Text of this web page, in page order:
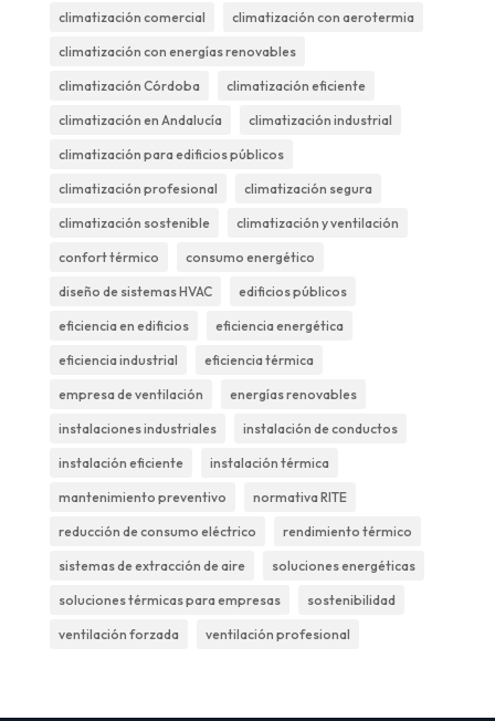
climatización comercial climatización con aerotermia
climatización con energías renovables
climatización Córdoba climatización eficiente
climatización en Andalucía climatización industrial
climatización para edificios públicos
climatización profesional climatización segura
climatización sostenible climatización y ventilación
confort térmico consumo energético
diseño de sistemas HVAC edificios públicos
eficiencia en edificios eficiencia energética
eficiencia industrial eficiencia térmica
empresa de ventilación energías renovables
instalaciones industriales instalación de conductos
instalación eficiente instalación térmica
mantenimiento preventivo normativa RITE
reducción de consumo eléctrico rendimiento térmico
sistemas de extracción de aire soluciones energéticas
soluciones térmicas para empresas sostenibilidad
ventilación forzada ventilación profesional